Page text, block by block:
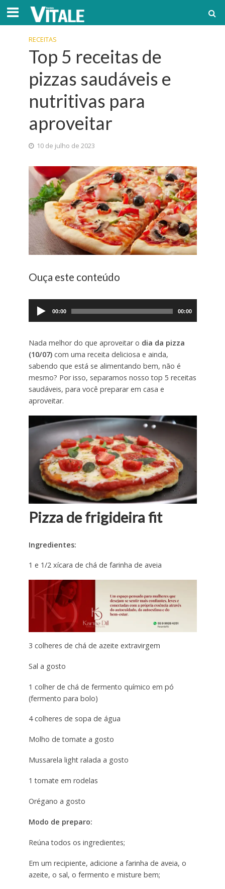
RECEITAS
Top 5 receitas de
pizzas saudáveis e
nutritivas para
aproveitar
10 de julho de 2023
Ouça este conteúdo
áudio
00:00 00:00
Nada melhor do que aproveitar o dia da pizza
(10/07)com uma receita deliciosa e ainda,
sabendo que está se alimentando bem, não é
mesmo? Por isso, separamos nosso top 5 receitas
saudáveis, para você preparar em casa e
aproveitar.
Pizza de frigideira fit
Ingredientes:
1 e 1/2 xícara de chá de farinha de aveia
3 colheres de chá de azeite extravirgem
Sal a gosto
1 colher de chá de fermento químico em pó
(fermento para bolo)
4 colheres de sopa de água
Molho de tomate a gosto
Mussarela light ralada a gosto
1 tomate em rodelas
Orégano a gosto
Modo de preparo:
Reúna todos os ingredientes;
Em um recipiente, adicione a farinha de aveia, o
azeite, o sal, o fermento e misture bem;